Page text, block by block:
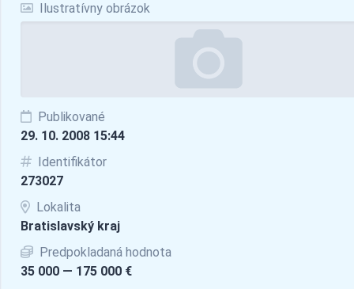
Ilustratívny obrázok
Publikované
29. 10. 2008 15:44
Identifikátor
273027
Lokalita
Bratislavský kraj
Predpokladaná hodnota
35 000 — 175 000 €